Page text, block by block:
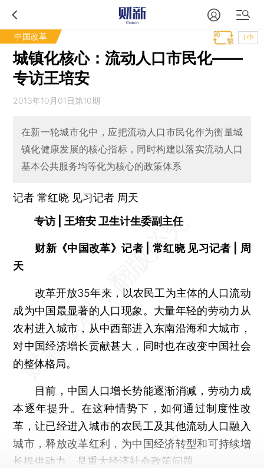
中国改革 T中
城镇化核心：流动人口市民化——
专访王培安
2013年10月01日第10期
在新一轮城市化中，应把流动人口市民化作为衡量城
镇化健康发展的核心指标，同时构建以落实流动人口
基本公共服务均等化为核心的政策体系
记者 常红晓 见习记者 周天
专访 | 王培安 卫生计生委副主任
财新《中国改革》记者 | 常红晓 见习记者 | 周
天
改革开放35年来，以农民工为主体的人口流动
成为中国最显著的人口现象。大量年轻的劳动力从
农村进入城市，从中西部进入东南沿海和大城市，
对中国经济增长贡献甚大，同时也在改变中国社会
的整体格局。
目前，中国人口增长势能逐渐消减，劳动力成
本逐年提升。在这种情势下，如何通过制度性改
革，让已经进入城市的农民工及其他流动人口融入
城市，释放改革红利，为中国经济转型和可持续增
长提供动力，是重大经济社会政策问题。